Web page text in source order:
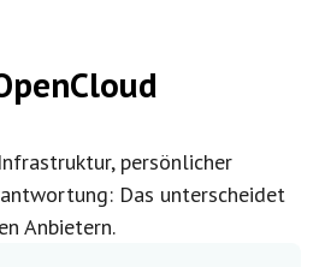
persönlicher
Das unterscheidet
Anbietern.